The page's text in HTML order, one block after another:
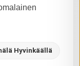
Hyvinkäällä